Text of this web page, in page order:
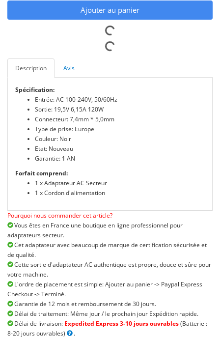
Ajouter au panier
Description Avis
Spécification:
Entrée: AC 100-240V, 50/60Hz
Sortie: 19,5V 6,15A 120W
Connecteur: 7,4mm * 5,0mm
Type de prise: Europe
Couleur: Noir
Etat: Nouveau
Garantie: 1 AN
Forfait comprend:
1 x Adaptateur AC Secteur
1 x Cordon d'alimentation
Pourquoi nous commander cet article?
Vous êtes en France une boutique en ligne professionnel pour
adaptateurs secteur.
Cet adaptateur avec beaucoup de marque de certification sécurisée et
de qualité.
Cette sortie d'adaptateur AC authentique est propre, douce et sûre pour
votre machine.
L'ordre de placement est simple: Ajouter au panier -> Paypal Express
Checkout -> Terminé.
Garantie de 12 mois et remboursement de 30 jours.
Délai de traitement: Même jour / le prochain jour Expédition rapide.
Délai de livraison: Expedited Express 3-10 jours ouvrables(Batterie :
8-20 jours ouvrables)
.